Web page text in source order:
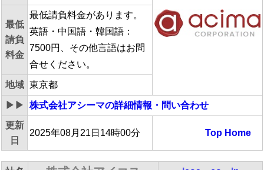
最低
請負
料金
最低請負料金があります。
英語・中国語・韓国語：
7500円、その他言語はお問
合せください。
地域 東京都
▶▶ 株式会社アシーマの詳細情報・問い合わせ
更新
日
2025年08月21日14時00分 Top Home